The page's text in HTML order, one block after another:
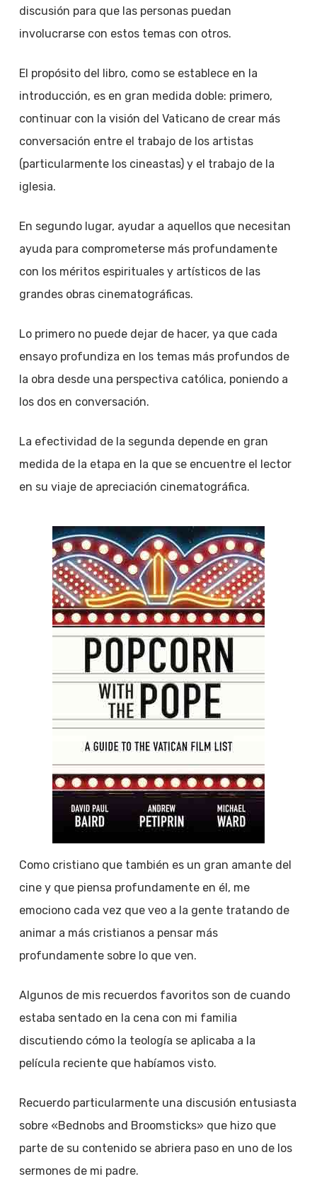
discusión para que las personas puedan
involucrarse con estos temas con otros.
El propósito del libro, como se establece en la
introducción, es en gran medida doble: primero,
continuar con la visión del Vaticano de crear más
conversación entre el trabajo de los artistas
(particularmente los cineastas) y el trabajo de la
iglesia.
En segundo lugar, ayudar a aquellos que necesitan
ayuda para comprometerse más profundamente
con los méritos espirituales y artísticos de las
grandes obras cinematográficas.
Lo primero no puede dejar de hacer, ya que cada
ensayo profundiza en los temas más profundos de
la obra desde una perspectiva católica, poniendo a
los dos en conversación.
La efectividad de la segunda depende en gran
medida de la etapa en la que se encuentre el lector
en su viaje de apreciación cinematográfica.
Como cristiano que también es un gran amante del
cine y que piensa profundamente en él, me
emociono cada vez que veo a la gente tratando de
animar a más cristianos a pensar más
profundamente sobre lo que ven.
Algunos de mis recuerdos favoritos son de cuando
estaba sentado en la cena con mi familia
discutiendo cómo la teología se aplicaba a la
película reciente que habíamos visto.
Recuerdo particularmente una discusión entusiasta
sobre «Bednobs and Broomsticks» que hizo que
parte de su contenido se abriera paso en uno de los
sermones de mi padre.